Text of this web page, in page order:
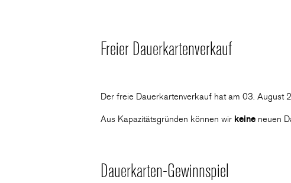
Freier Dauerkartenverkauf
Der freie Dauerkartenverkauf hat am 03. August
Aus Kapazitätsgründen können wir keine neuen
Dauerkarten-Gewinnspiel